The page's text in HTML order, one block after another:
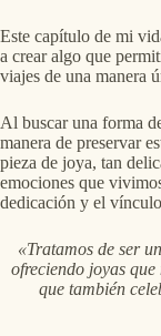
Este capítulo de mi
a crear algo que
viajes de una manera
Al buscar una forma
manera de preservar
pieza de joya, tan
emociones que
dedicación y el
«Tratamos de ser
ofreciendo joyas que
que también